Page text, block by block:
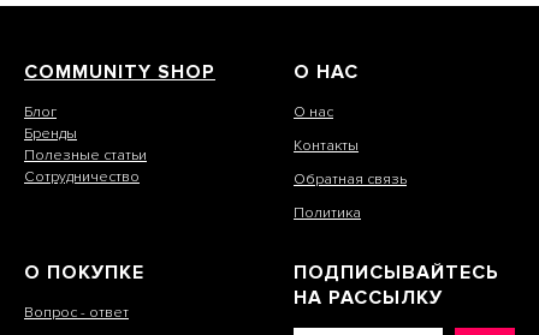
COMMUNITY SHOP
Блог
Бренды
Полезные статьи
Сотрудничество
О НАС
О нас
Контакты
Обратная связь
Политика
О ПОКУПКЕ
Вопрос - ответ
ПОДПИСЫВАЙТЕСЬ
НА РАССЫЛКУ